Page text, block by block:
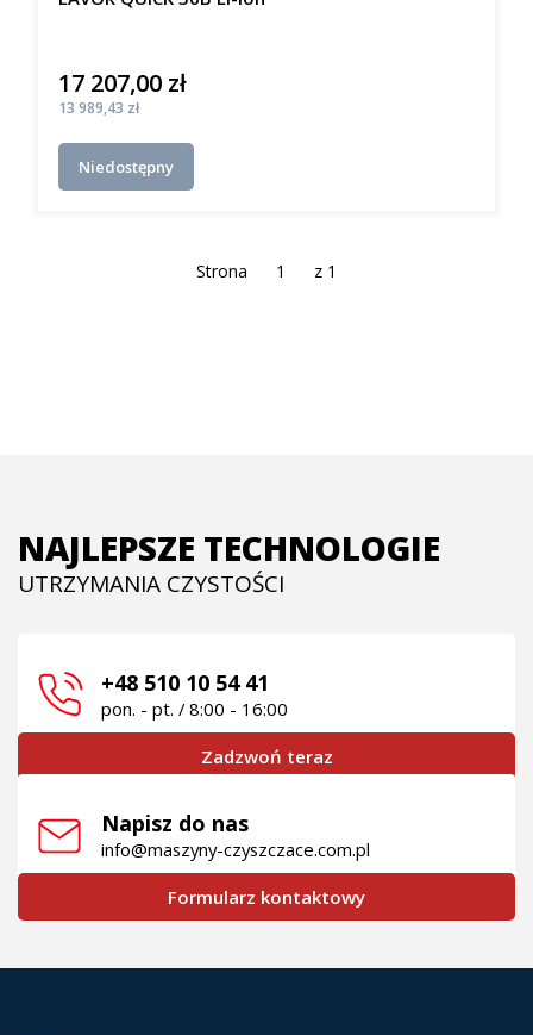
Cena
17 207,00 zł
Cena
13 989,43 zł
Niedostępny
Strona z 1
NAJLEPSZE TECHNOLOGIE
UTRZYMANIA CZYSTOŚCI
+48 510 10 54 41
pon. - pt. / 8:00 - 16:00
Zadzwoń teraz
Napisz do nas
info@maszyny-czyszczace.com.pl
Formularz kontaktowy